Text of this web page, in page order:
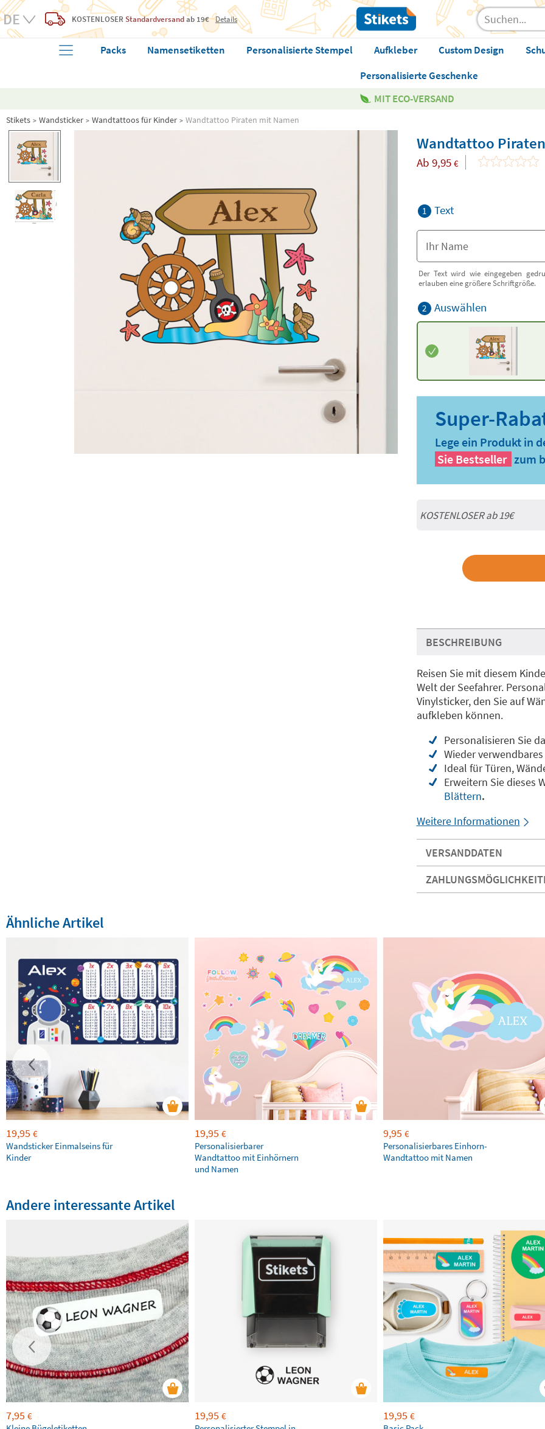
KOSTENLOSER Standardversandab 19€ Details
Packs Namensetiketten Personalisierte Stempel Aufkleber Custom Design
Personalisierte Geschenke
MIT ECO-VERSAND
Stikets Wandsticker Wandtattoos für Kinder Wandtattoo Piraten mit Namen
Wandtattoo
Ab 9,95 €
1 Text
Der Text wird wie eingegeben
erlauben eine größere Schriftgröße.
2 Auswählen
Lege ein Produkt in
Sie Bestseller zum
KOSTENLOSER ab 19€
BESCHREIBUNG
Reisen Sie mit diesem
Welt der Seefahrer.
Vinylsticker, den Sie auf
aufkleben können.
Personalisieren Sie
Wieder
Ideal für Türen,
Erweitern Sie dieses
Blättern.
Weitere Informationen
VERSANDDATEN
Ähnliche Artikel
19,95 €
Wandsticker Einmalseins für
Kinder
19,95 €
Personalisierbarer
Wandtattoo mit Einhörnern
und Namen
9,95 €
Personalisierbares Einhorn-
Wandtattoo mit Namen
Andere interessante Artikel
7,95 €
19,95 €
19,95 €